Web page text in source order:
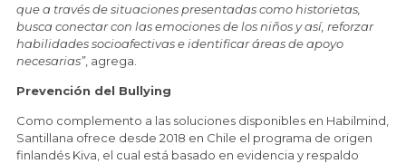
que a través de situaciones presentadas como historietas,
busca conectar con las emociones de los niños y así, reforzar
habilidades socioafectivas e identificar áreas de apoyo
necesarias”, agrega.
Prevención del Bullying
Como complemento a las soluciones disponibles en Habilmind,
Santillana ofrece desde 2018 en Chile el programa de origen
finlandés Kiva, el cual está basado en evidencia y respaldo